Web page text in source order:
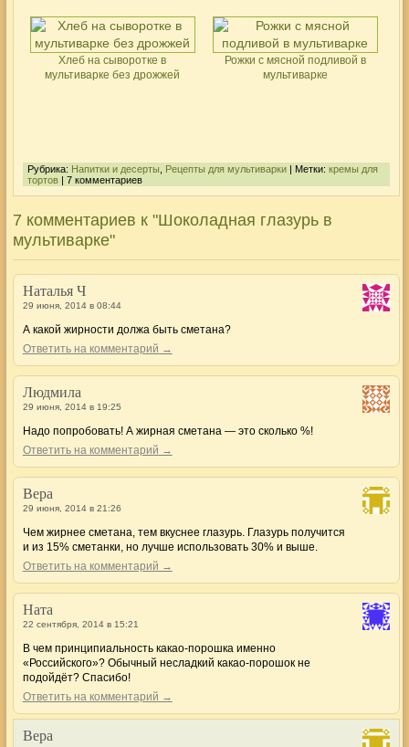
Хлеб на сыворотке в
мультиварке без дрожжей
Рожки с мясной подливой в
мультиварке
Рубрика: Напитки и десерты Рецепты для мультиварки| Метки: кремы для
тортов| 7 комментариев
7 комментариев к "Шоколадная глазурь в
мультиварке"
Наталья Ч
29 июня, 2014 в 08:44
А какой жирности должа быть сметана?
Ответить на комментарий →
Людмила
29 июня, 2014 в 19:25
Надо попробовать! А жирная сметана — это сколько %!
Ответить на комментарий →
Вера
29 июня, 2014 в 21:26
Чем жирнее сметана, тем вкуснее глазурь. Глазурь получится
и из 15% сметанки, но лучше использовать 30% и выше.
Ответить на комментарий →
Ната
22 сентября, 2014 в 15:21
В чем принципиальность какао-порошка именно
«Российского»? Обычный несладкий какао-порошок не
подойдёт? Спасибо!
Ответить на комментарий →
Вера